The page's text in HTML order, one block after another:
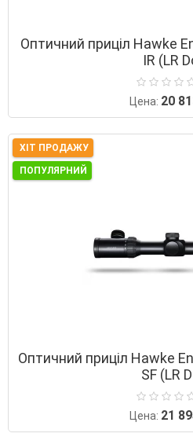
Оптичний приціл Hawke
IR (LR
Цена: 20
ХІТ ПРОДАЖУ
ПОПУЛЯРНИЙ
Оптичний приціл Hawke
SF (LR
Цена: 21